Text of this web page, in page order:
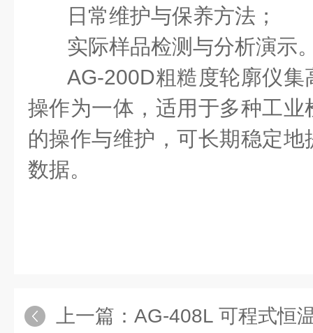
日常维护与保养方法；
实际样品检测与分析演示
AG-200D粗糙度轮廓仪
操作为一体，适用于多种工
的操作与维护，可长期稳定
数据。
上一篇： AG-408L 可程式恒温